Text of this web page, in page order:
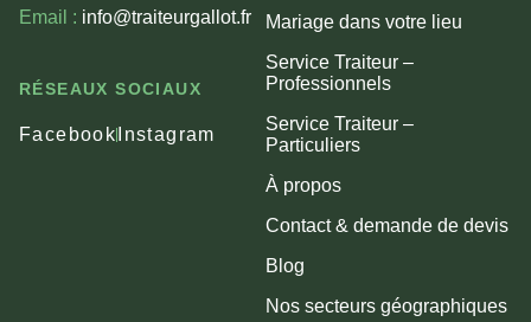
Email : info@traiteurgallot.fr
RÉSEAUX SOCIAUX
Facebook Instagram
Mariage dans votre lieu
Service Traiteur –
Professionnels
Service Traiteur –
Particuliers
À propos
Contact & demande de devis
Blog
Nos secteurs géographiques